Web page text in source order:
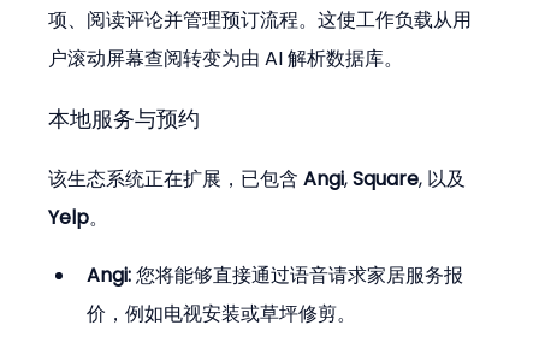
项、阅读评论并管理预订流程。这使工作负载从用
户滚动屏幕查阅转变为由 AI 解析数据库。
本地服务与预约
该生态系统正在扩展，已包含 Angi, Square, 以及
Yelp。
Angi: 您将能够直接通过语音请求家居服务报
价，例如电视安装或草坪修剪。